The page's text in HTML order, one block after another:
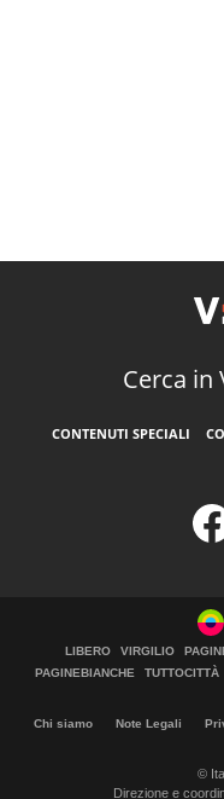
Cerca in
CONTENUTI SPECIALI
LIBERO VIRGILIO
PAGINEBIANCHE
TUTTOCITTÀ
Chi siamo Note Legali
©
Direzione e